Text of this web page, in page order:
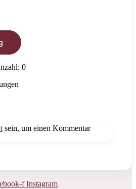
0
sein, um einen Kommentar
f Instagram